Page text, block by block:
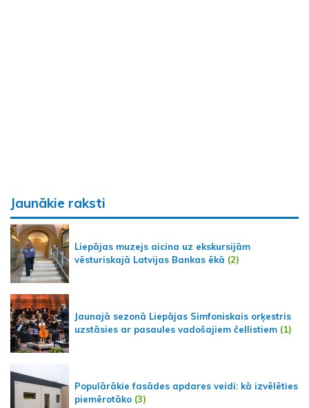
Jaunākie raksti
Liepājas muzejs aicina uz ekskursijām
vēsturiskajā Latvijas Bankas ēkā (2)
Jaunajā sezonā Liepājas Simfoniskais orķestris
uzstāsies ar pasaules vadošajiem čellistiem (1)
Populārākie fasādes apdares veidi: kā izvēlēties
piemērotāko (3)